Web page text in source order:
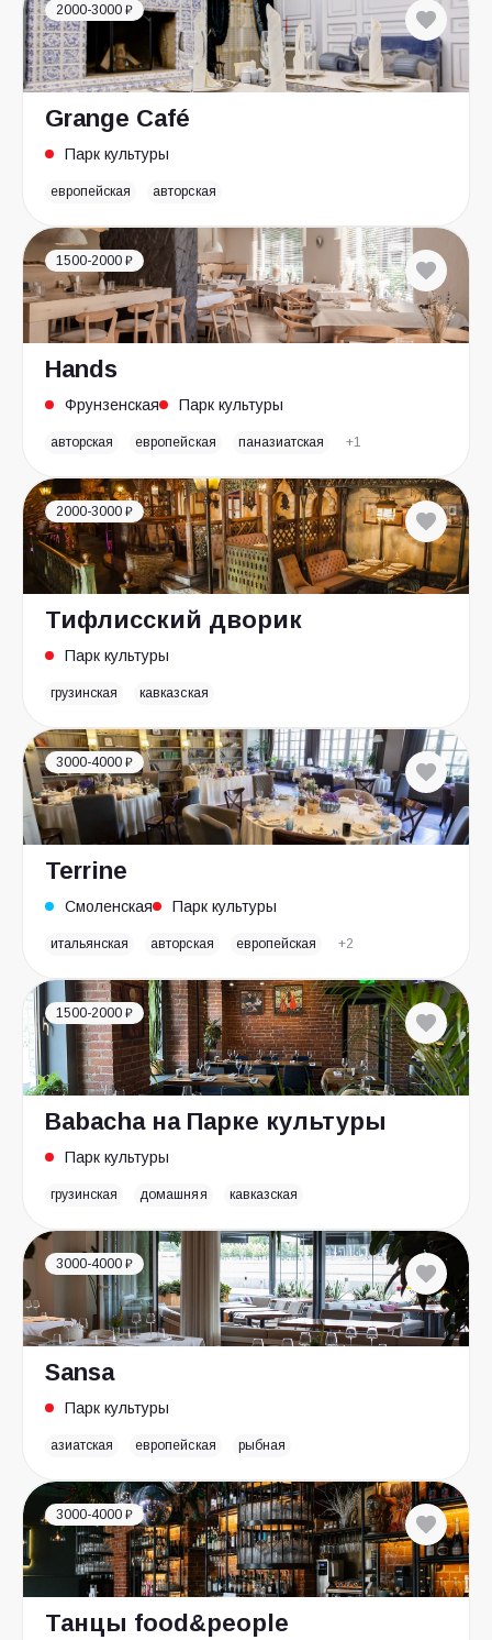
2000-3000 ₽
Grange Café
Парк культуры
европейская авторская
1500-2000 ₽
Hands
Фрунзенская Парк культуры
авторская европейская паназиатская +1
2000-3000 ₽
Тифлисский дворик
Парк культуры
грузинская кавказская
3000-4000 ₽
Terrine
Смоленская Парк культуры
итальянская авторская европейская +2
1500-2000 ₽
Babacha на Парке культуры
Парк культуры
грузинская домашняя кавказская
3000-4000 ₽
Sansa
Парк культуры
азиатская европейская рыбная
3000-4000 ₽
Танцы food&people